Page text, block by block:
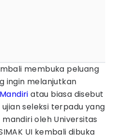
membuka peluang
ingin melanjutkan
atau biasa disebut
ujian seleksi terpadu yang
oleh Universitas
UI kembali dibuka